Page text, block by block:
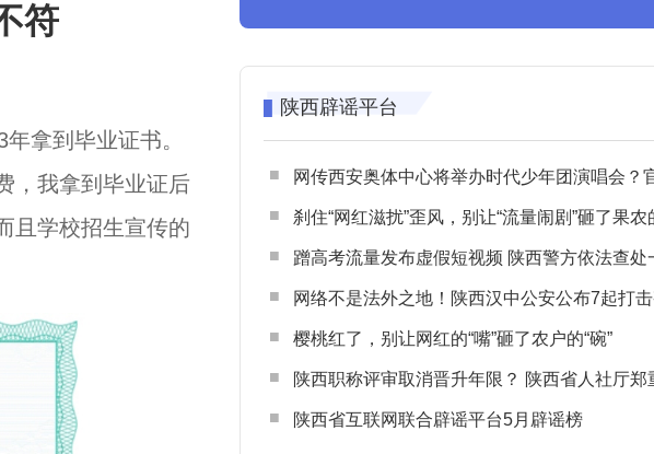
符
拿到毕业证书。
，我拿到毕业证后
且学校招生宣传的
陕西辟谣平台
网传西安奥体中心将举办时代少年团演唱会？官方回应：纯
刹住“网红滋扰”歪风，别让“流量闹剧”砸了果农
蹭高考流量发布虚假短视频 陕西警方依法查处一起涉高考网络
网络不是法外之地！陕西汉中公安公布7起打击整治网谣网暴典型
樱桃红了，别让网红的“嘴”砸了农户的“碗”
陕西职称评审取消晋升年限？ 陕西省人社厅郑重声明 谨防职称评审不实言
陕西省互联网联合辟谣平台5月辟谣榜